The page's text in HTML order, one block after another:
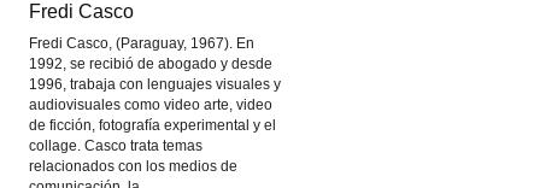
Fredi Casco
Fredi Casco, (Paraguay, 1967). En
1992, se recibió de abogado y desde
1996, trabaja con lenguajes visuales y
audiovisuales como video arte, video
de ficción, fotografía experimental y el
collage. Casco trata temas
relacionados con los medios de
Fredi Casco